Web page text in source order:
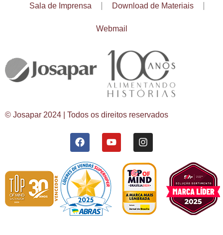
Sala de Imprensa Download de Materiais
Webmail
© Josapar 2024 | Todos os direitos reservados